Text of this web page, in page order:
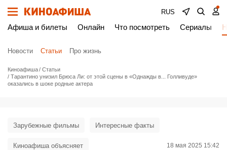
RUS
Афиша и билеты Онлайн Что посмотреть Сериалы
Новости Статьи Про жизнь
Киноафиша
Статьи
Тарантино унизил Брюса Ли: от этой сцены в «Однажды в... Голливуде»
оказались в шоке родные актера
Зарубежные фильмы Интересные факты
Киноафиша объясняет 18 мая 2025 15:42